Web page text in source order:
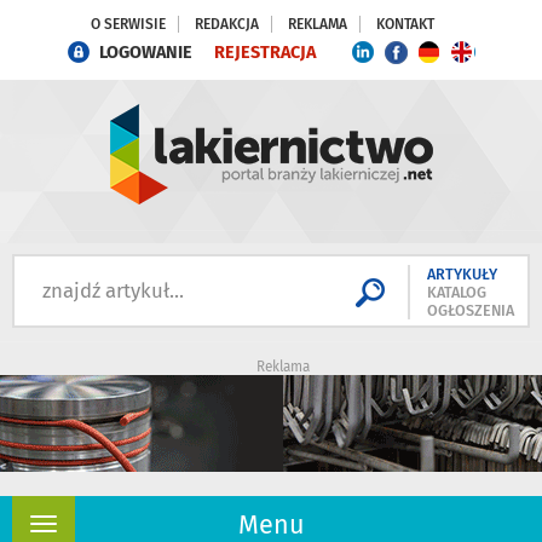
O SERWISIE REDAKCJA REKLAMA KONTAKT
LOGOWANIE REJESTRACJA
ARTYKUŁY
KATALOG
OGŁOSZENIA
Reklama
Menu
Rozwiń